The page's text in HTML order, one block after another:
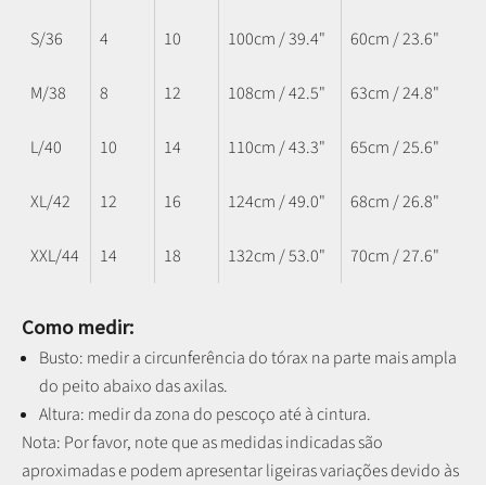
S/36 4 10 100cm / 39.4" 60cm / 23.6"
M/38 8 12 108cm / 42.5" 63cm / 24.8"
L/40 10 14 110cm / 43.3" 65cm / 25.6"
XL/42 12 16 124cm / 49.0" 68cm / 26.8"
XXL/44 14 18 132cm / 53.0" 70cm / 27.6"
Como medir:
Busto: medir a circunferência do tórax na parte mais ampla
do peito abaixo das axilas.
Altura: medir da zona do pescoço até à cintura.
Nota: Por favor, note que as medidas indicadas são
aproximadas e podem apresentar ligeiras variações devido às